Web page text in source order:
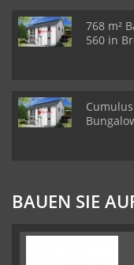
768 m²
560 in
BAUEN SIE